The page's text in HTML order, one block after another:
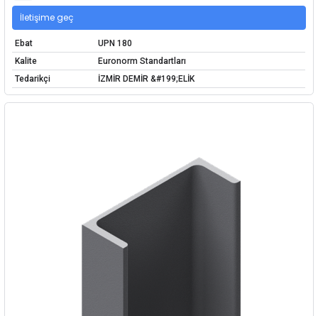
İletişime geç
Ebat
UPN 180
Kalite
Euronorm Standartları
Tedarikçi
İZMİR DEMİR &#199;ELİK